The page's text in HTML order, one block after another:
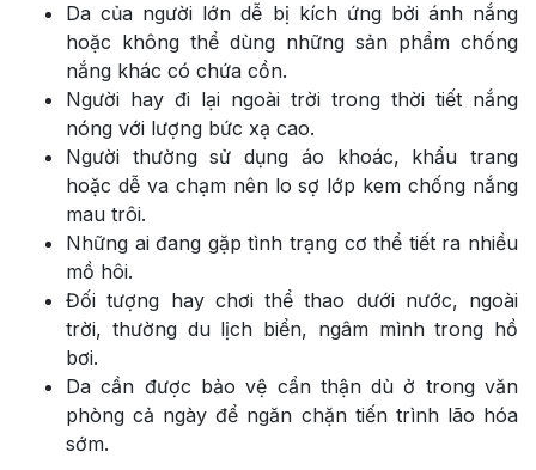
Da của người lớn dễ bị kích ứng bởi ánh nắng
hoặc không thể dùng những sản phẩm chống
nắng khác có chứa cồn.
Người hay đi lại ngoài trời trong thời tiết nắng
nóng với lượng bức xạ cao.
Người thường sử dụng áo khoác, khẩu trang
hoặc dễ va chạm nên lo sợ lớp kem chống nắng
mau trôi.
Những ai đang gặp tình trạng cơ thể tiết ra nhiều
mồ hôi.
Đối tượng hay chơi thể thao dưới nước, ngoài
trời, thường du lịch biển, ngâm mình trong hồ
bơi.
Da cần được bảo vệ cẩn thận dù ở trong văn
phòng cả ngày để ngăn chặn tiến trình lão hóa
sớm.